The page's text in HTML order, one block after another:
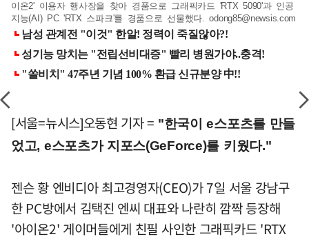
이온2' 이용자 행사장을 찾아 경품으로 그래픽카드 'RTX 5090'과 인공
지능(AI) PC 'RTX 스파크'를 경품으로 선물했다.odong85@newsis.com
[서울=뉴시스]오동현 기자 = "한국이 e스포츠를 만들
었고, e스포츠가 지포스(GeForce)를 키웠다."
젠슨 황 엔비디아 최고경영자(CEO)가 7일 서울 강남구
한 PC방에서 김택진 엔씨 대표와 나란히 깜짝 등장해
'아이온2' 게이머들에게 친필 사인한 그래픽카드 'RTX